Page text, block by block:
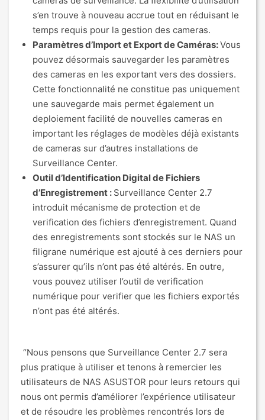
s’en trouve à nouveau accrue tout en réduisant le
temps requis pour la gestion des cameras.
Paramètres d’Import et Export de Caméras:Vous
pouvez désormais sauvegarder les paramètres
des cameras en les exportant vers des dossiers.
Cette fonctionnalité ne constitue pas uniquement
une sauvegarde mais permet également un
deploiement facilité de nouvelles cameras en
important les réglages de modèles déjà existants
de cameras sur d’autres installations de
Surveillance Center.
Outil d’Identification Digital de Fichiers
d’Enregistrement : Surveillance Center 2.7
introduit mécanisme de protection et de
verification des fichiers d’enregistrement. Quand
des enregistrements sont stockés sur le NAS un
filigrane numérique est ajouté à ces derniers pour
s’assurer qu’ils n’ont pas été altérés. En outre,
vous pouvez utiliser l’outil de verification
numérique pour verifier que les fichiers exportés
n’ont pas été altérés.
“Nous pensons que Surveillance Center 2.7 sera
plus pratique à utiliser et tenons à remercier les
utilisateurs de NAS ASUSTOR pour leurs retours qui
nous ont permis d’améliorer l’expérience utilisateur
et de résoudre les problèmes rencontrés lors de